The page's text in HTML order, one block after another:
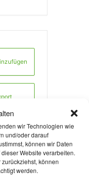
wir Technologien wie
und/oder darauf
können wir Daten
Website verarbeiten.
können
werden.